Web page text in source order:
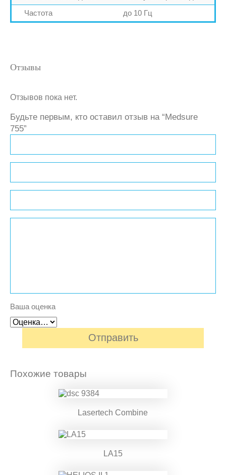
Частота
до 10 Гц
Отзывов пока нет.
Будьте первым, кто оставил отзыв на “Medsure
755”
Ваша оценка
Похожие товары
Lasertech Combine
LA15